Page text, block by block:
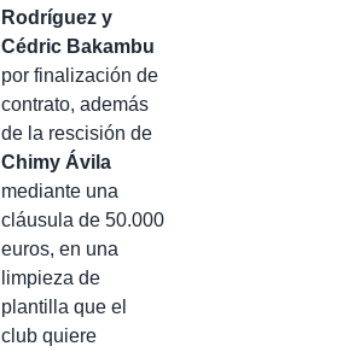
Rodríguez y
Cédric Bakambu
por finalización de
contrato, además
de la rescisión de
Chimy Ávila
mediante una
cláusula de 50.000
euros, en una
limpieza de
plantilla que el
club quiere